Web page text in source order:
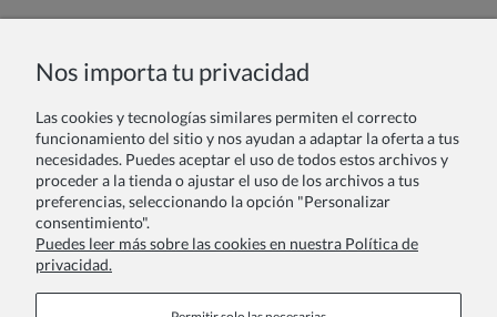
Tu reseña:
Nos importa tu privacidad
Las cookies y tecnologías similares permiten el correcto
funcionamiento del sitio y nos ayudan a adaptar la oferta a tus
necesidades. Puedes aceptar el uso de todos estos archivos y
proceder a la tienda o ajustar el uso de los archivos a tus
preferencias, seleccionando la opción "Personalizar
consentimiento".
Puedes leer más sobre las cookies en nuestra Política de
privacidad.